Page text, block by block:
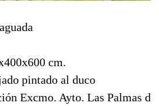
cm.
pintado al duco
Excmo. Ayto. Las Palmas